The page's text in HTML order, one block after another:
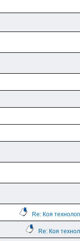
Re: Коя
Re: Коя